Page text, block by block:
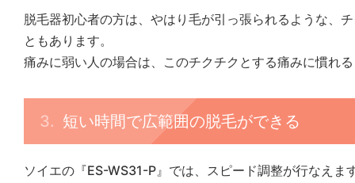
脱毛器初心者の方は、やはり毛が引っ張られるような、
ともあります。
痛みに弱い人の場合は、このチクチクとする痛みに慣れ
短い時間で広範囲の脱毛ができる
ソイエの『ES-WS31-P』では、スピード調整が行なえま